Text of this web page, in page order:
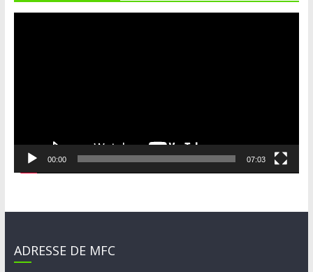
00:00 07:03
ADRESSE DE MFC